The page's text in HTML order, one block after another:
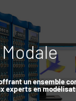
Modale
un ensemble
experts en